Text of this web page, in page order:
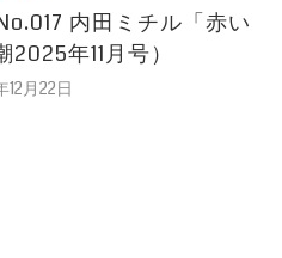
内田ミチル「赤い
年11月号）
12月22日